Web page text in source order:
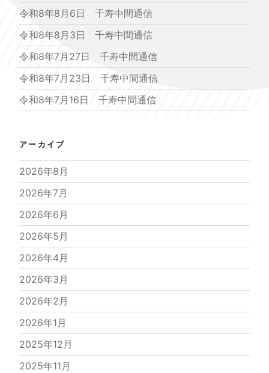
令和8年8月6日 千寿中間通信
令和8年8月3日 千寿中間通信
令和8年7月27日 千寿中間通信
令和8年7月23日 千寿中間通信
令和8年7月16日 千寿中間通信
アーカイブ
2026年8月
2026年7月
2026年6月
2026年5月
2026年4月
2026年3月
2026年2月
2026年1月
2025年12月
2025年11月